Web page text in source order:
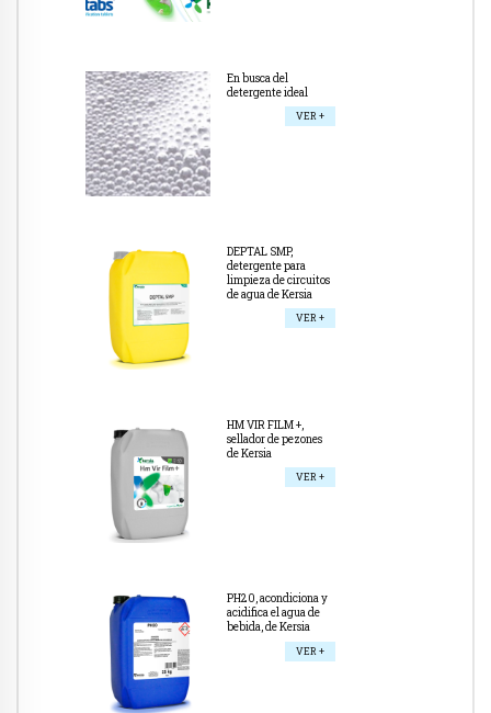
En busca del
detergente ideal
VER +
DEPTAL SMP,
detergente para
limpieza de circuitos
de agua de Kersia
VER +
HM VIR FILM +,
sellador de pezones
de Kersia
VER +
PH20, acondiciona y
acidifica el agua de
bebida, de Kersia
VER +